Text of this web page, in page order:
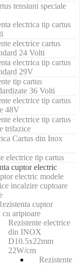
tensiuni speciale
electrica tip cartus
electrice cartus
24 Volti
electrica tip cartus
29V
tip cartus
36 Volti
electrice tip cartus
48V
electrice tip cartus
trifazice
Cartus din Inox
electrice tip cartus
cuptor electric
electric modele
incalzire cuptoare
cuptor
cu aripioare
Rezistente electrice
din INOX
D10.5x22mm
22W/cm
Rezistente